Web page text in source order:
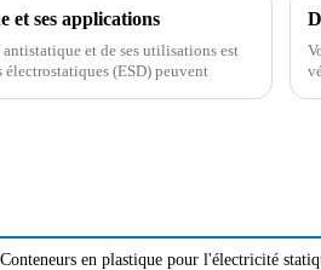
et ses applications
et de ses utilisations est
électrostatiques (ESD) peuvent
Conteneurs en plastique pour l'électricité